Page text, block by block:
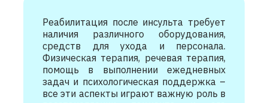
Реабилитация после инсульта требует
наличия различного оборудования,
средств для ухода и персонала.
Физическая терапия, речевая терапия,
помощь в выполнении ежедневных
задач и психологическая поддержка –
все эти аспекты играют важную роль в